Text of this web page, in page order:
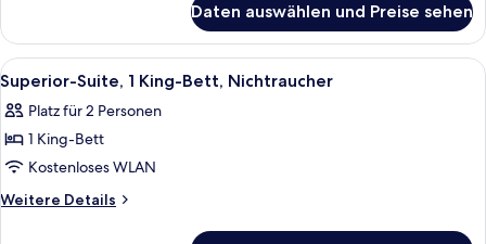
anzeigen
2 Queen-
Betten,
barrierefrei,
Nichtraucher
(Mobility)
Daten auswählen und Preise sehen
Alle
Fotos
für
Superior-
Suite,
1 King-
Ein Hotelzimmer mit Bett,
6
Superior-Suite, 1 King-Bett, Nichtraucher
Platz für 2 Personen
1 King-Bett
Kostenloses WLAN
Weitere Details
Weitere